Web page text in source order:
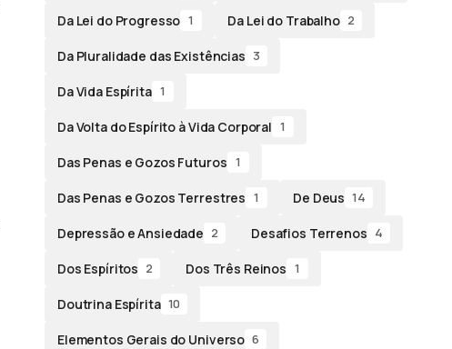
Da Lei do Progresso 1 Da Lei do Trabalho 2
Da Pluralidade das Existências 3
Da Vida Espírita 1
Da Volta do Espírito à Vida Corporal 1
Das Penas e Gozos Futuros 1
Das Penas e Gozos Terrestres 1 De Deus 14
Depressão e Ansiedade 2 Desafios Terrenos 4
Dos Espíritos 2 Dos Três Reinos 1
Doutrina Espírita 10
Elementos Gerais do Universo 6